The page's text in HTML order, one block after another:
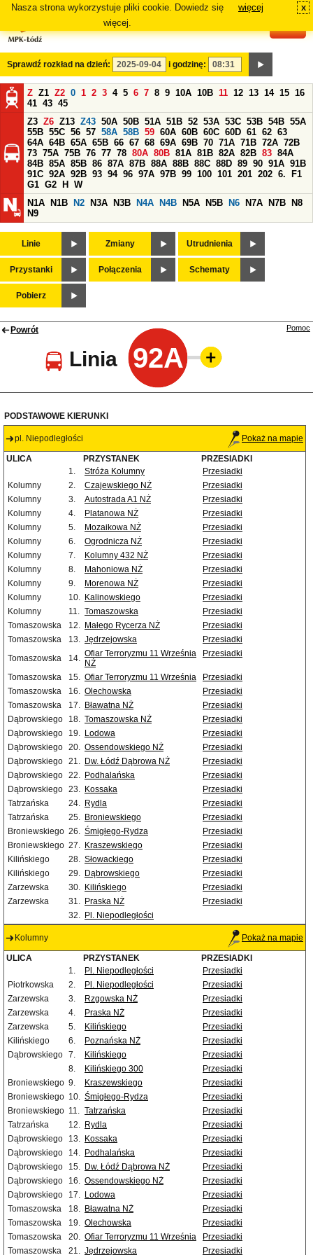
Nasza strona wykorzystuje pliki cookie. Dowiedz się
więcej.
więcej x
Sprawdź rozkład na dzień: i godzinę:
Z Z1 Z2 0 1 2 3 4 5 6 7 8 9 10A 10B 11 12 13 14 15 16
41 43 45
Z3 Z6 Z13 Z43 50A 50B 51A 51B 52 53A 53C 53B 54B 55A
55B 55C 56 57 58A 58B 59 60A 60B 60C 60D 61 62 63
64A 64B 65A 65B 66 67 68 69A 69B 70 71A 71B 72A 72B
73 75A 75B 76 77 78 80A 80B 81A 81B 82A 82B 83 84A
84B 85A 85B 86 87A 87B 88A 88B 88C 88D 89 90 91A 91B
91C 92A 92B 93 94 96 97A 97B 99 100 101 201 202 6.
F1
G1 G2 H
W
N1A
N1B N2 N3A N3B N4A N4B N5A N5B N6 N7A N7B
N8
N9
Linie Zmiany Utrudnienia
Przystanki Połączenia Schematy
Pobierz
Powrót
Linia 92A
Pomoc
PODSTAWOWE KIERUNKI
pl. Niepodległości Pokaż na mapie
ULICA PRZYSTANEK
PRZESIADKI
1.
Stróża Kolumny
Przesiadki
Kolumny
2. Czajewskiego NŻ
Przesiadki
Kolumny
3. Autostrada A1 NŻ
Przesiadki
Kolumny
4. Platanowa NŻ
Przesiadki
Kolumny
5. Mozaikowa NŻ
Przesiadki
Kolumny
6. Ogrodnicza NŻ
Przesiadki
Kolumny
7. Kolumny 432 NŻ
Przesiadki
Kolumny
8. Mahoniowa NŻ
Przesiadki
Kolumny
9. Morenowa NŻ
Przesiadki
Kolumny
10. Kalinowskiego
Przesiadki
Kolumny
11. Tomaszowska
Przesiadki
Tomaszowska
12. Małego Rycerza NŻ
Przesiadki
Tomaszowska
13. Jędrzejowska
Przesiadki
Tomaszowska
14. Ofiar Terroryzmu 11 Września
NŻ
Przesiadki
Tomaszowska 15. Ofiar Terroryzmu 11 Września
Przesiadki
Tomaszowska
16. Olechowska
Przesiadki
Tomaszowska
17. Bławatna NŻ
Przesiadki
Dąbrowskiego
18. Tomaszowska NŻ
Przesiadki
Dąbrowskiego
19. Lodowa
Przesiadki
Dąbrowskiego 20. Ossendowskiego NŻ
Przesiadki
Dąbrowskiego 21. Dw. Łódź Dąbrowa NŻ
Przesiadki
Dąbrowskiego 22. Podhalańska
Przesiadki
Dąbrowskiego 23. Kossaka
Przesiadki
Tatrzańska
24. Rydla
Przesiadki
Tatrzańska
25. Broniewskiego
Przesiadki
Broniewskiego 26. Śmigłego-Rydza
Przesiadki
Broniewskiego 27. Kraszewskiego
Przesiadki
Kilińskiego
28. Słowackiego
Przesiadki
Kilińskiego
29. Dąbrowskiego
Przesiadki
Zarzewska
30. Kilińskiego
Przesiadki
Zarzewska
31. Praska NŻ
Przesiadki
32. Pl. Niepodległości
Kolumny Pokaż na mapie
ULICA PRZYSTANEK
PRZESIADKI
1.
Pl. Niepodległości
Przesiadki
Piotrkowska
2. Pl. Niepodległości
Przesiadki
Zarzewska
3. Rzgowska NŻ
Przesiadki
Zarzewska
4. Praska NŻ
Przesiadki
Zarzewska
5. Kilińskiego
Przesiadki
Kilińskiego
6. Poznańska NŻ
Przesiadki
Dąbrowskiego 7. Kilińskiego
Przesiadki
8.
Kilińskiego 300
Przesiadki
Broniewskiego 9. Kraszewskiego
Przesiadki
Broniewskiego 10. Śmigłego-Rydza
Przesiadki
Broniewskiego 11. Tatrzańska
Przesiadki
Tatrzańska
12. Rydla
Przesiadki
Dąbrowskiego
13. Kossaka
Przesiadki
Dąbrowskiego
14. Podhalańska
Przesiadki
Dąbrowskiego
15. Dw. Łódź Dąbrowa NŻ
Przesiadki
Dąbrowskiego
16. Ossendowskiego NŻ
Przesiadki
Dąbrowskiego
17. Lodowa
Przesiadki
Tomaszowska
18. Bławatna NŻ
Przesiadki
Tomaszowska
19. Olechowska
Przesiadki
Tomaszowska
20. Ofiar Terroryzmu 11 Września
Przesiadki
Tomaszowska
21. Jędrzejowska Przesiadki